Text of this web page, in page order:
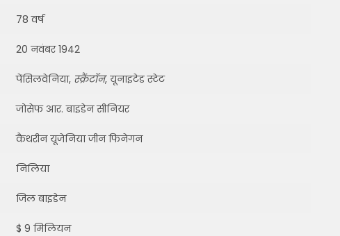
78 वर्ष
20 नवंबर 1942
पेंसिलवेनिया, स्क्रैंटॉन, यूनाइटेड स्टेट
जोसेफ आर. बाइडेन सीनियर
कैथरीन यूजेनिया जीन फिनेगन
निलिया
जिल बाइडेन
$ 9 मिलियन